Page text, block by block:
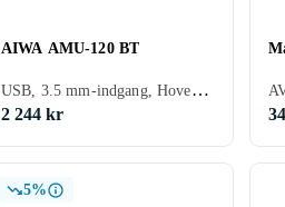
AIWA AMU-120 BT
USB, 3.5 mm-indgang, Hovedtelefonudgang, Phono-indgang, 2, Bluetooth, Display, Indbygget Wi-Fi
2 244 kr
5%